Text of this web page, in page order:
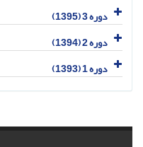
دوره 3 (1395)
دوره 2 (1394)
دوره 1 (1393)